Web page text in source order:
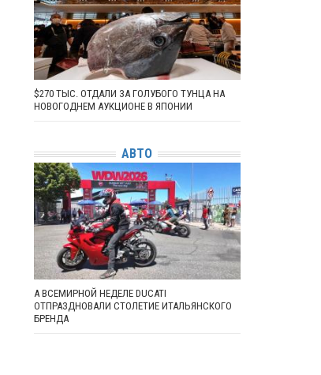
$270 ТЫС. ОТДАЛИ ЗА ГОЛУБОГО ТУНЦА НА
НОВОГОДНЕМ АУКЦИОНЕ В ЯПОНИИ
АВТО
А ВСЕМИРНОЙ НЕДЕЛЕ DUCATI
ОТПРАЗДНОВАЛИ СТОЛЕТИЕ ИТАЛЬЯНСКОГО
БРЕНДА